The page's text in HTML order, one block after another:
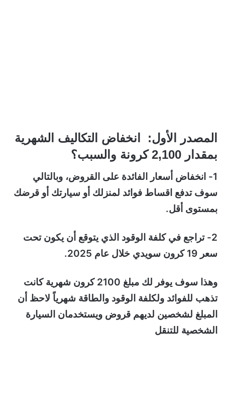
المصدر الأول: انخفاض التكاليف الشهرية
بمقدار 2,100 كرونة والسبب؟
1- انخفاض أسعار الفائدة على القروض، وبالتالي
سوف تدفع اقساط فوائد لمنزلك أو سيارتك أو قرضك
بمستوى أقل.
2- تراجع في كلفة الوقود الذي يتوقع أن يكون تحت
سعر 19 كرون سويدي خلال عام 2025.
وهذا سوف يوفر لك مبلغ 2100 كرون شهرية كانت
تذهب للفوائد ولكلفة الوقود والطاقة شهرياً لاحظ أن
المبلغ لشخصين لديهم قروض ويستخدمان السيارة
الشخصية للتنقل